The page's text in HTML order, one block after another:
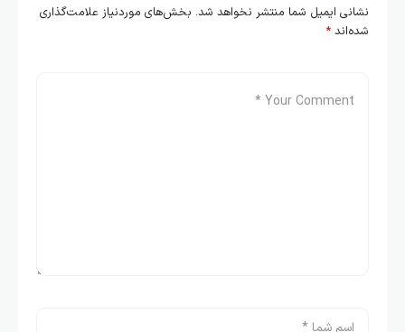
نشانی ایمیل شما منتشر نخواهد شد. بخش‌های موردنیاز علامت‌گذاری
شده‌اند *